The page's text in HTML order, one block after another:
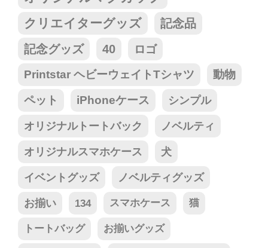
クリエイターグッズ
記念品
記念グッズ
40 ロゴ
Printstar ヘビーウェイトTシャツ 動物
ペット iPhoneケース シンプル
オリジナルトートバック ノベルティ
オリジナルスマホケース 犬
イベントグッズ ノベルティグッズ
お揃い 134 スマホケース 猫
トートバッグ お揃いグッズ